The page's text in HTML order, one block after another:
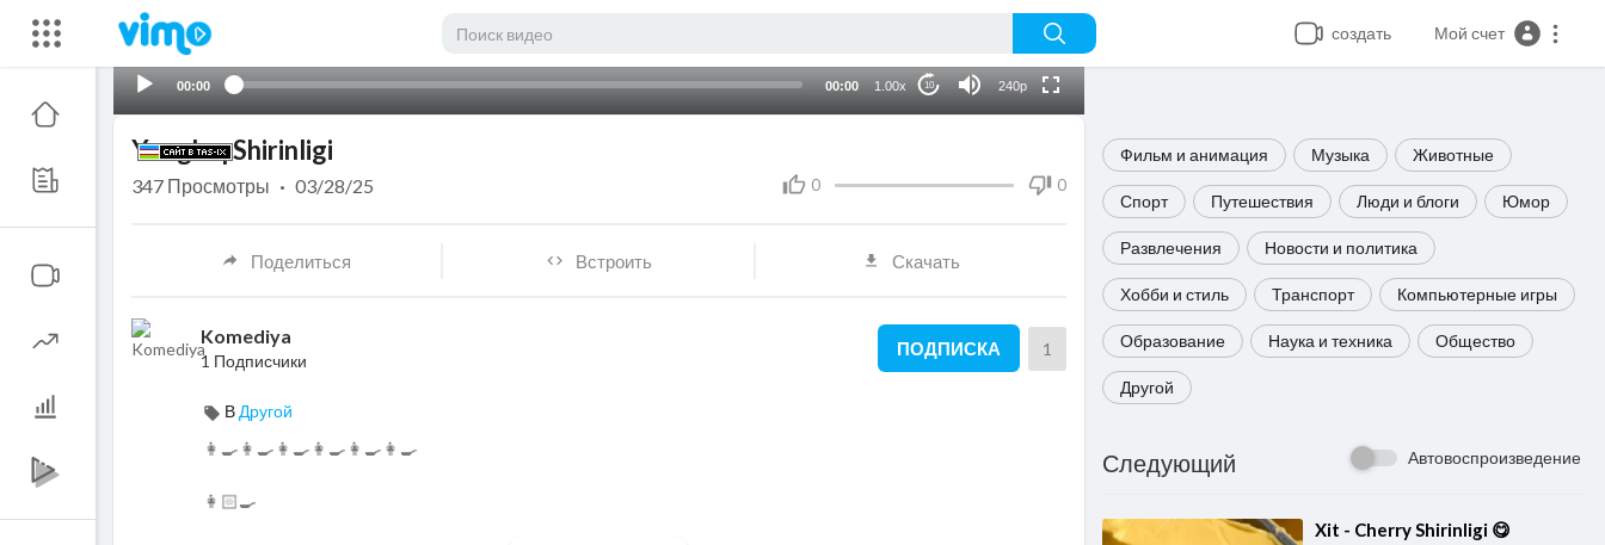
создать Мой счет
00:00 00:00 1.00x 10 240p
Фильм и анимация Музыка Животные
Спорт Путешествия Люди и блоги Юмор
Развлечения Новости и политика
Хобби и стиль Транспорт Компьютерные игры
Образование Наука и техника Общество
Другой
Следующий Автовоспроизведение
⁣Xit - Cherry Shirinligi 😋
Yong'oq Shirinligi
0 0
347 Просмотры · 03/28/25
Поделиться Встроить Скачать
Komediya
1 Подписчики
ПОДПИСКА 1
В Другой
👩‍🍳👩‍🍳👩‍🍳👩‍🍳👩‍🍳👩‍🍳
👩🏻‍🍳